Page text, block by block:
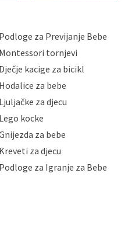
pročitati ovdje i
odgovarajućih tehničkih i
podataka od
otkrivanja,
štiti privatnost svojih
čuva povjerljivost
omogućava pristup i
samo onim svojim
potrebni radi provedbe
zakonima. Napominjemo
potpunosti ili djelomice,
obrade Vaših osobnih
podnijeti poštom na
na adresu:
Podloge za Previjanje Bebe
Montessori tornjevi
Dječje kacige za bicikl
Hodalice za bebe
Ljuljačke za djecu
Lego kocke
za bebe
Kreveti za djecu
Podloge za Igranje za Bebe